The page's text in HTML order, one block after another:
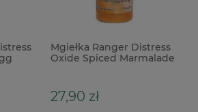
Mgiełka Ranger Distress
Oxide Spiced Marmalade
27,90 zł